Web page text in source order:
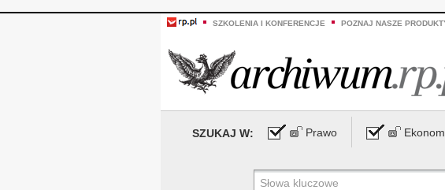
SZKOLENIA I KONFERENCJE POZNAJ NASZE
SZUKAJ W: Prawo